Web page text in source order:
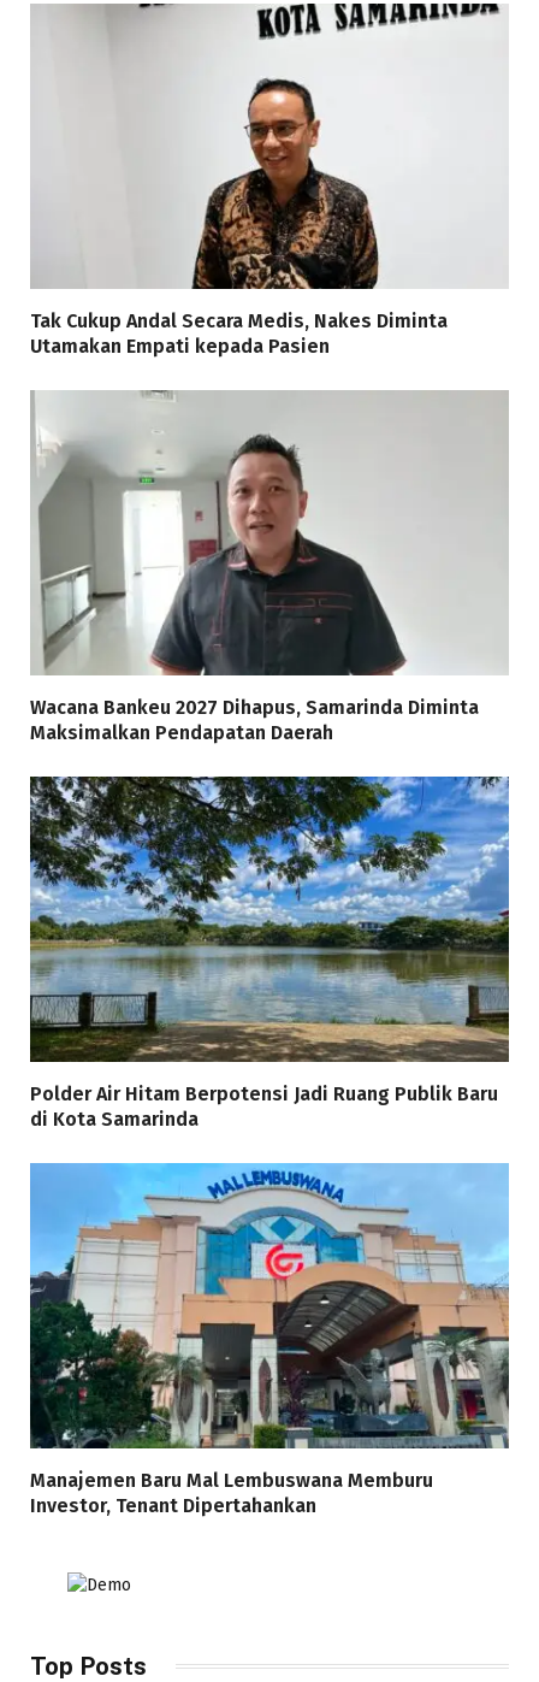
Tak Cukup Andal Secara Medis, Nakes Diminta
Utamakan Empati kepada Pasien
Wacana Bankeu 2027 Dihapus, Samarinda Diminta
Maksimalkan Pendapatan Daerah
Polder Air Hitam Berpotensi Jadi Ruang Publik Baru
di Kota Samarinda
Manajemen Baru Mal Lembuswana Memburu
Investor, Tenant Dipertahankan
Top Posts